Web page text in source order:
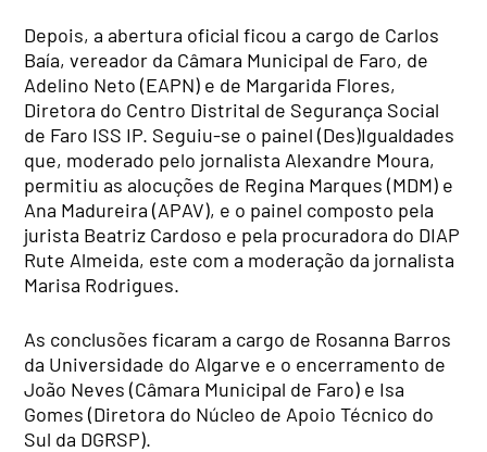
Depois, a abertura oficial ficou a cargo de Carlos
Baía, vereador da Câmara Municipal de Faro, de
Adelino Neto (EAPN) e de Margarida Flores,
Diretora do Centro Distrital de Segurança Social
de Faro ISS IP. Seguiu-se o painel (Des)Igualdades
que, moderado pelo jornalista Alexandre Moura,
permitiu as alocuções de Regina Marques (MDM) e
Ana Madureira (APAV), e o painel composto pela
jurista Beatriz Cardoso e pela procuradora do DIAP
Rute Almeida, este com a moderação da jornalista
Marisa Rodrigues.
As conclusões ficaram a cargo de Rosanna Barros
da Universidade do Algarve e o encerramento de
João Neves (Câmara Municipal de Faro) e Isa
Gomes (Diretora do Núcleo de Apoio Técnico do
Sul da DGRSP).